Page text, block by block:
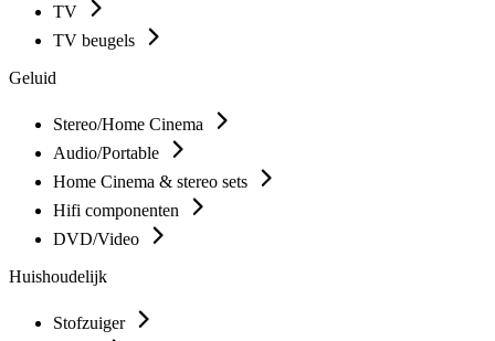
TV
TV beugels
Geluid
Stereo/Home Cinema
Audio/Portable
Home Cinema & stereo sets
Hifi componenten
DVD/Video
Huishoudelijk
Stofzuiger